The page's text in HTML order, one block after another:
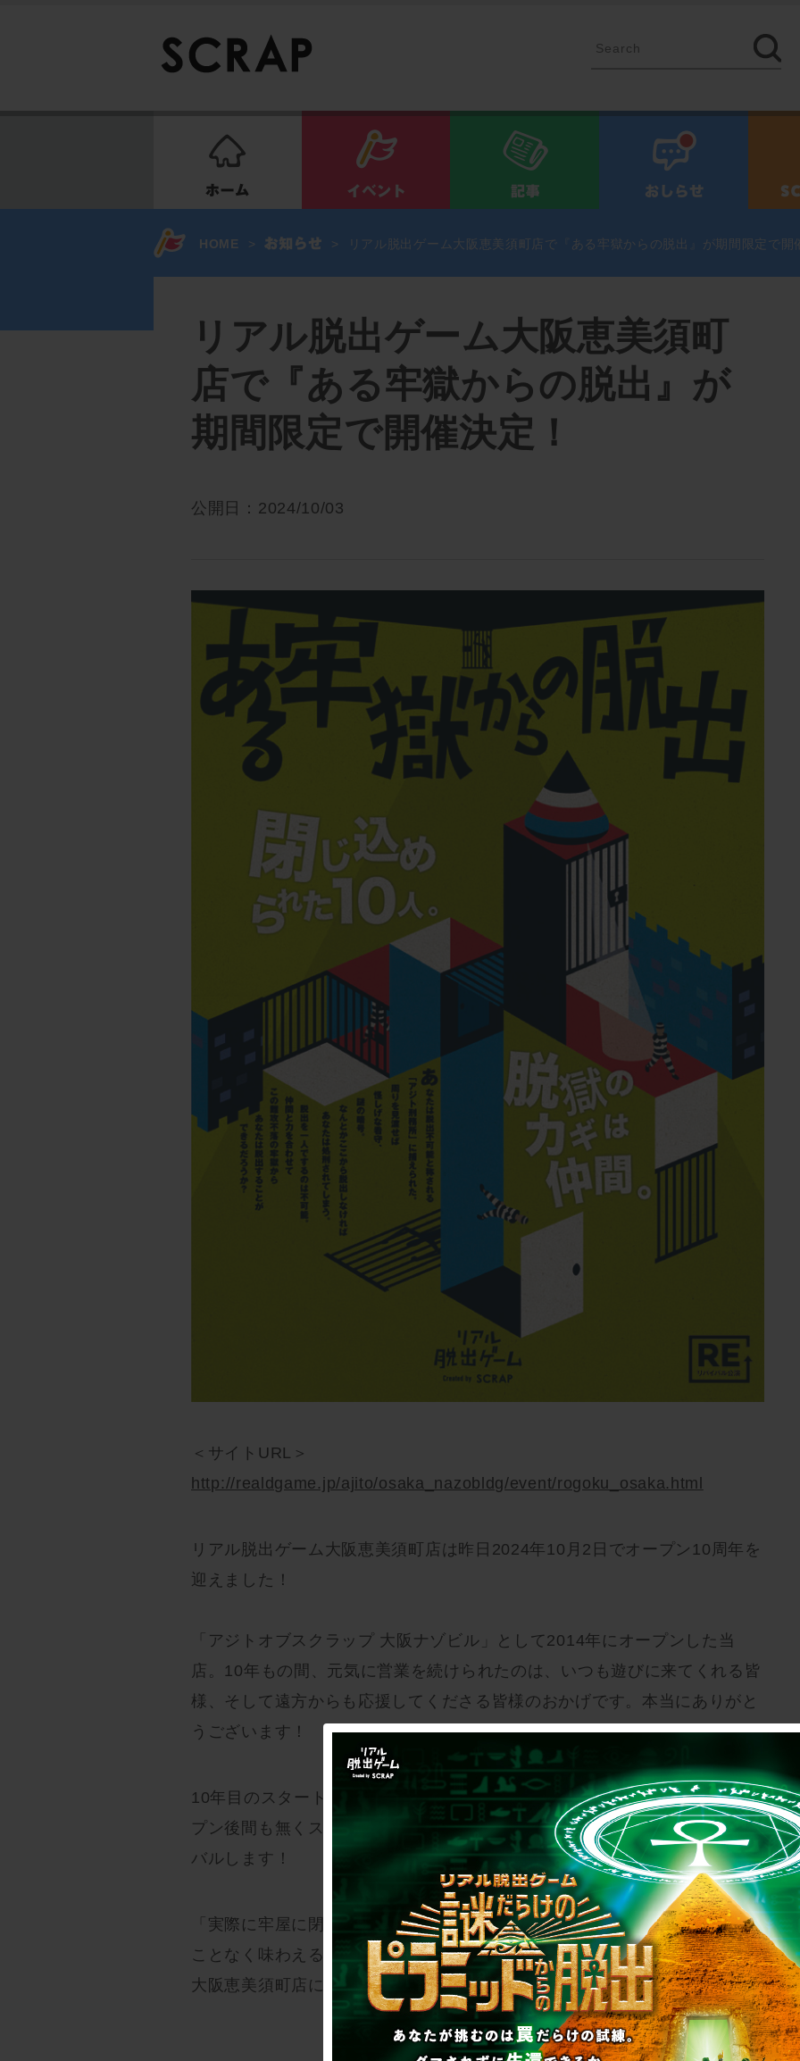
HOME > > リアル脱出ゲーム大阪恵美須町店で『ある牢獄からの脱出』が期間限定で開
リアル脱出ゲーム大阪恵美須町
店で『ある牢獄からの脱出』が
期間限定で開催決定！
公開日：2024/10/03
＜サイトURL＞
http://realdgame.jp/ajito/osaka_nazobldg/event/rogoku_osaka.html
リアル脱出ゲーム大阪恵美須町店は昨日2024年10月2日でオープン10周年を
迎えました！
「アジトオブスクラップ 大阪ナゾビル」として2014年にオープンした当
店。10年もの間、元気に営業を続けられたのは、いつも遊びに来てくれる皆
様、そして遠方からも応援してくださる皆様のおかげです。本当にありがと
うございます！
10年目のスタートを記念し、「アジトオブスクラップ 大阪ナゾビル」オー
プン後間も無くスタートした『ある牢獄からの脱出』を1ヶ月限定でリバイ
バルします！
「実際に牢屋に閉じ込められる」という、リアル脱出ゲームの醍醐味を余す
ことなく味わえる作品です！ この機会にぜひ、11年目のスタートを切った
大阪恵美須町店にお越しください★